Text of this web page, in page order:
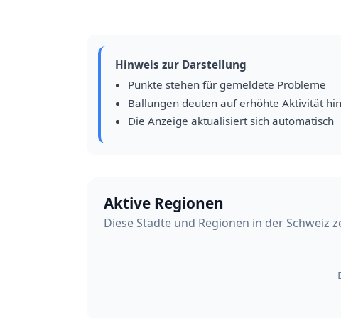
Hinweis zur Darstellung
Punkte stehen für gemeldete Probleme
Ballungen deuten auf erhöhte Aktivität hin
Die Anzeige aktualisiert sich automatisch
Aktive Regionen
Diese Städte und Regionen in der Schweiz